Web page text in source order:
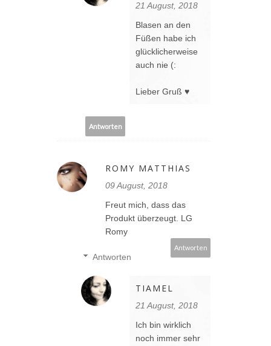
21 August, 2018
Blasen an den
Füßen habe ich
glücklicherweise
auch nie (:
Lieber Gruß ♥
Antworten
ROMY MATTHIAS
09 August, 2018
Freut mich, dass das
Produkt überzeugt. LG
Romy
Antworten
Antworten
TIAMEL
21 August, 2018
Ich bin wirklich
noch immer sehr